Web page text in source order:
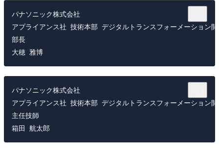
パナソニック株式会社
アプライアンス社 技術本部 デジタルトランスフォーメーション
部長
パナソニック株式会社
アプライアンス社 技術本部 デジタルトランスフォーメーション
主任技師